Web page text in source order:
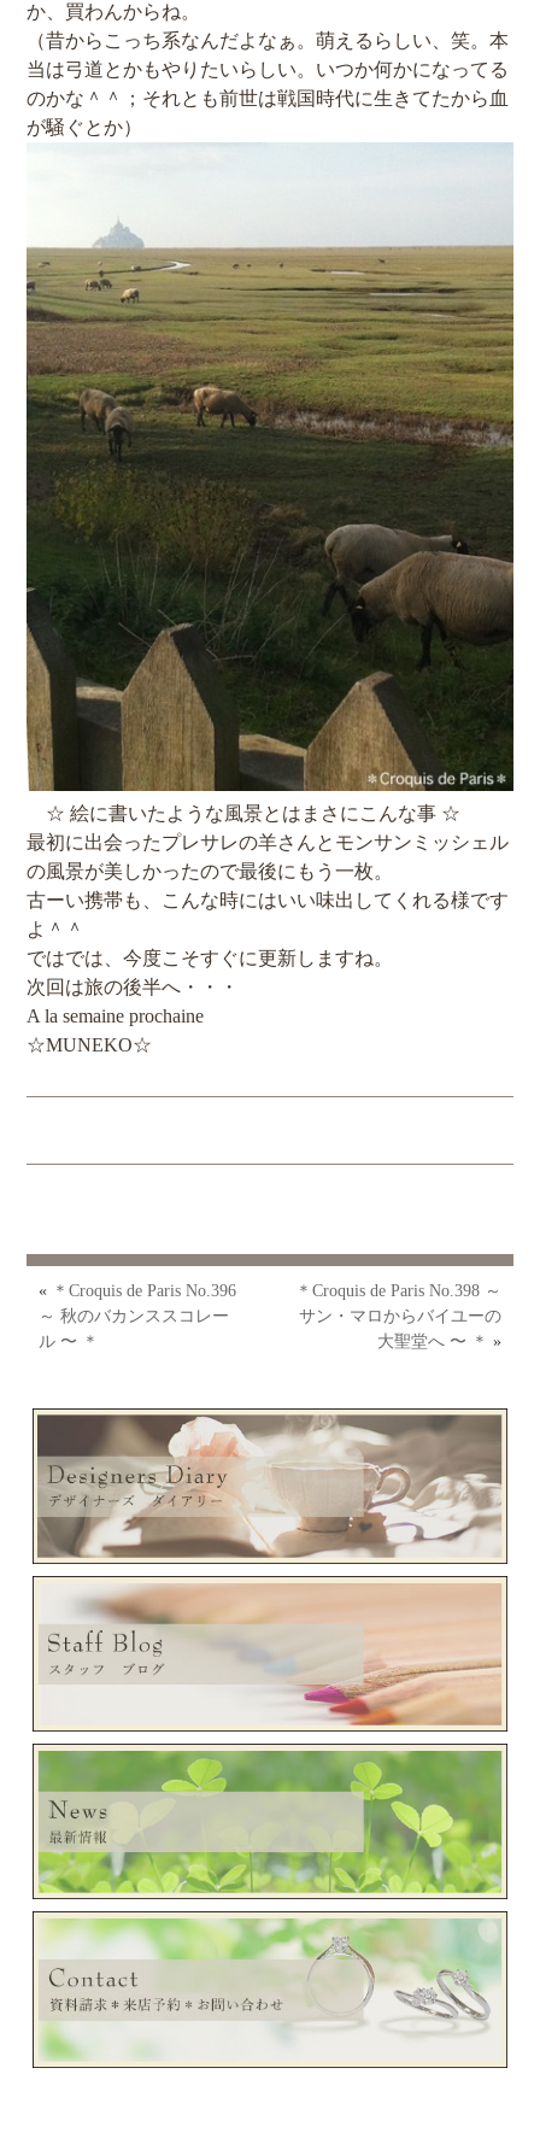
か、買わんからね。
（昔からこっち系なんだよなぁ。萌えるらしい、笑。本
当は弓道とかもやりたいらしい。いつか何かになってる
のかな＾＾；それとも前世は戦国時代に生きてたから血
が騒ぐとか）
☆ 絵に書いたような風景とはまさにこんな事 ☆
最初に出会ったプレサレの羊さんとモンサンミッシェル
の風景が美しかったので最後にもう一枚。
古ーい携帯も、こんな時にはいい味出してくれる様です
よ＾＾
ではでは、今度こそすぐに更新しますね。
次回は旅の後半へ・・・
A la semaine prochaine
☆MUNEKO☆
« ＊Croquis de Paris No.396
～ 秋のバカンススコレー
ル 〜 ＊
＊Croquis de Paris No.398 ～
サン・マロからバイユーの
大聖堂へ 〜 ＊ »